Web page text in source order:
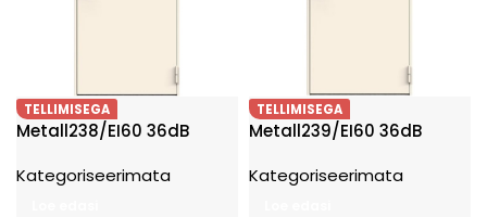
TELLIMISEGA
Metall238/EI60 36dB
Kategoriseerimata
TELLIMISEGA
Metall239/EI60 36dB
Kategoriseerimata